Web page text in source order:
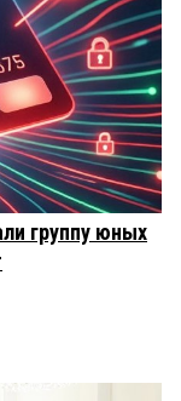
группу юных